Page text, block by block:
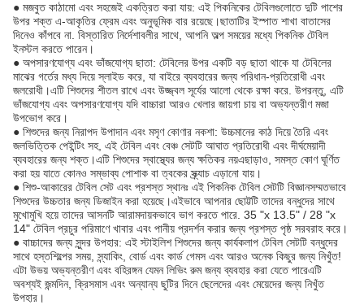
● মজবুত কাঠামো এবং সহজেই একত্রিত করা যায়: এই পিকনিকের টেবিলগুলোতে দুটি পাশের
উপর শক্ত এ-আকৃতির ফ্রেম এবং অনুভূমিক বার রয়েছে।ছাতাটির ইস্পাত শাখা বাতাসের
দিনেও কাঁপবে না. বিস্তারিত নির্দেশাবলীর সাথে, আপনি অল্প সময়ের মধ্যে পিকনিক টেবিল
ইনস্টল করতে পারেন।
● অপসারণযোগ্য এবং ভাঁজযোগ্য ছাতা: টেবিলের উপর একটি বড় ছাতা থাকে যা টেবিলের
মাঝের গর্তের মধ্য দিয়ে স্লাইড করে, যা বাইরে ব্যবহারের জন্য পরিধান-প্রতিরোধী এবং
জলরোধী।এটি শিশুদের শীতল রাখে এবং উজ্জ্বল সূর্যের আলো থেকে রক্ষা করে. উপরন্তু, এটি
ভাঁজযোগ্য এবং অপসারণযোগ্য যদি বাচ্চারা আরও খেলার জায়গা চায় বা অভ্যন্তরীণ মজা
উপভোগ করে।
● শিশুদের জন্য নিরাপদ উপাদান এবং মসৃণ কোণার নকশা: উচ্চমানের কাঠ দিয়ে তৈরি এবং
জলভিত্তিক পেইন্টিং সহ, এই টেবিল এবং বেঞ্চ সেটটি আঘাত প্রতিরোধী এবং দীর্ঘমেয়াদী
ব্যবহারের জন্য শক্ত।এটি শিশুদের স্বাস্থ্যের জন্য ক্ষতিকর নয়এছাড়াও, সমস্ত কোণ ঘূর্ণিত
করা হয় যাতে কোনও সম্ভাব্য পোশাক বা ত্বকের স্ক্র্যাচ এড়ানো যায়।
● শিশু-আকারের টেবিল সেট এবং প্রশস্ত স্থানঃ এই পিকনিক টেবিল সেটটি বিজ্ঞানসম্মতভাবে
শিশুদের উচ্চতার জন্য ডিজাইন করা হয়েছে।এইভাবে আপনার ছোট্টটি তাদের বন্ধুদের সাথে
মুখোমুখি হয়ে তাদের আসনটি আরামদায়কভাবে ভাগ করতে পারে. 35 "x 13.5" / 28 "x
14" টেবিল প্রচুর পরিমাণে খাবার এবং পানীয় প্রদর্শন করার জন্য প্রশস্ত পৃষ্ঠ সরবরাহ করে।
● বাচ্চাদের জন্য সুন্দর উপহার: এই স্টাইলিশ শিশুদের জন্য কার্যকলাপ টেবিল সেটটি বন্ধুদের
সাথে হস্তশিল্পের সময়, স্ন্যাকিং, বোর্ড এবং কার্ড গেমস এবং আরও অনেক কিছুর জন্য নিখুঁত!
এটা উভয় অভ্যন্তরীণ এবং বহিরঙ্গন যেমন লিভিং রুম জন্য ব্যবহার করা যেতে পারেএটি
অবশ্যই জন্মদিন, ক্রিসমাস এবং অন্যান্য ছুটির দিনে ছেলেদের এবং মেয়েদের জন্য নিখুঁত
উপহার।